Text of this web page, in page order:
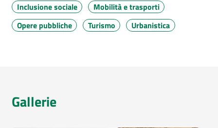
Inclusione sociale
Mobilità e trasporti
Opere pubbliche
Turismo Urbanistica
Gallerie